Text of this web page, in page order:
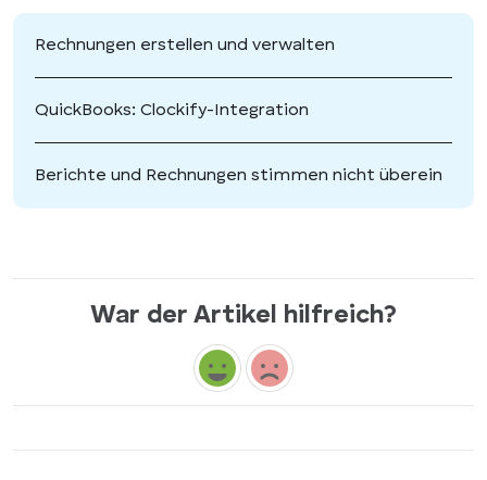
Rechnungen erstellen und verwalten
QuickBooks: Clockify-Integration
Berichte und Rechnungen stimmen nicht überein
War der Artikel hilfreich?